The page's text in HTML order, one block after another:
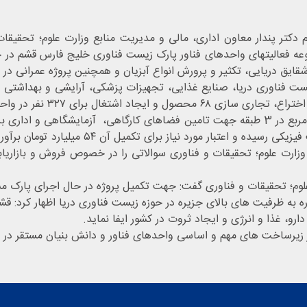
پندار معاون اداری، مالی و مدیریت منابع وزارت علوم؛
فعالیتهای واحدهای فناور پارک زیست فناوری خلیج فارس قشم
دریایی، تکثیر و پرورش انواع آبزیان و همچنین پروژه
ساختمان چند مستاجره و ستادی پارک با زیربنای 4300 متر مربع در 3 طبقه جهت تامین
وزارت علوم؛ تحقیقات و فناوری سوالاتی را در خصوص فروش و
تحقیقات و فناوری گفت: جهت تکمیل پروژه در حال اجرای پارک
ظرفیت های بالای جزیره در حوزه زیست فناوری دریا اظهار کرد:
غذا و انرژی و ایجاد ثروت در کشور ایفا نماید.
زیرساخت های مهم و اساسی واحدهای فناور و دانش بنیان مستقر